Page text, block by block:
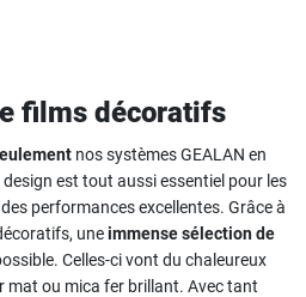
films décoratifs
nos systèmes GEALAN en
design est tout aussi essentiel pour les
performances excellentes. Grâce à
uneimmense sélection de
Celles-ci vont du chaleureux
mat ou mica fer brillant. Avec tant